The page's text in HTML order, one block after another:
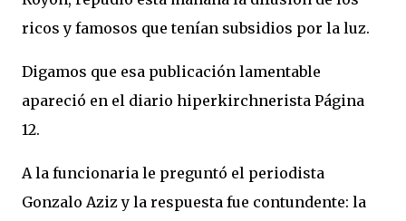
ricos y famosos que tenían subsidios por la luz.
Digamos que esa publicación lamentable
apareció en el diario hiperkirchnerista Página
12.
A la funcionaria le preguntó el periodista
Gonzalo Aziz y la respuesta fue contundente: la